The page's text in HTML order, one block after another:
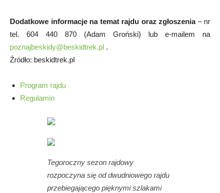
Dodatkowe informacje na temat rajdu oraz zgłoszenia– nr
tel. 604 440 870 (Adam Groński) lub e-mailem na
poznajbeskidy@beskidtrek.pl .
Źródło: beskidtrek.pl
Program rajdu
Regulamin
Tegoroczny sezon rajdowy
rozpoczyna się od dwudniowego rajdu
przebiegającego pięknymi szlakami